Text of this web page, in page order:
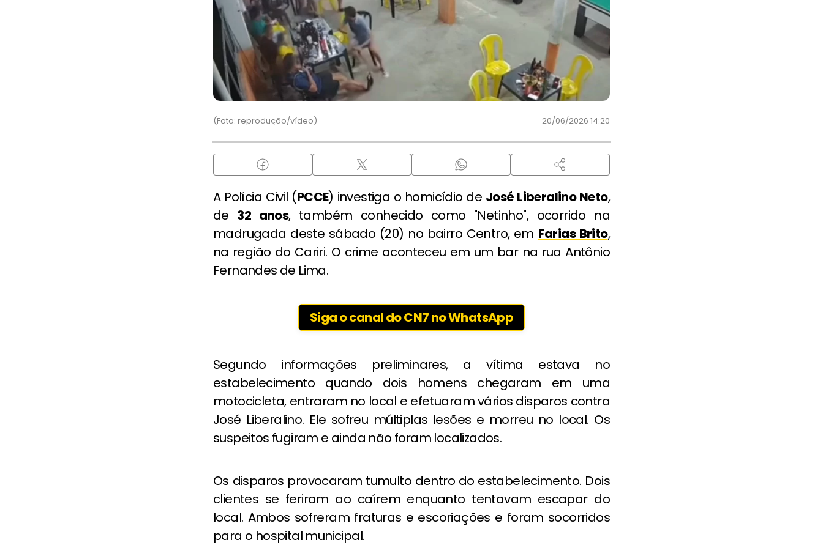
(Foto: reprodução/vídeo) 20/06/2026 14:20
A Polícia Civil (PCCE) investiga o homicídio de José Liberalino Neto,
de 32 anos, também conhecido como "Netinho", ocorrido na
madrugada deste sábado (20) no bairro Centro, em Farias Brito,
na região do Cariri. O crime aconteceu em um bar na rua Antônio
Fernandes de Lima.
Siga o canal do CN7 no WhatsApp
Segundo informações preliminares, a vítima estava no
estabelecimento quando dois homens chegaram em uma
motocicleta, entraram no local e efetuaram vários disparos contra
José Liberalino. Ele sofreu múltiplas lesões e morreu no local. Os
suspeitos fugiram e ainda não foram localizados.
Os disparos provocaram tumulto dentro do estabelecimento. Dois
clientes se feriram ao caírem enquanto tentavam escapar do
local. Ambos sofreram fraturas e escoriações e foram socorridos
para o hospital municipal.